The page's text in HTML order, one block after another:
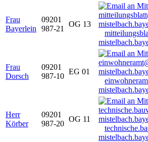
Frau
Bayerlein
09201
987-21
OG 13
Frau
Dorsch
09201
987-10
EG 01
Herr
Körber
09201
987-20
OG 11